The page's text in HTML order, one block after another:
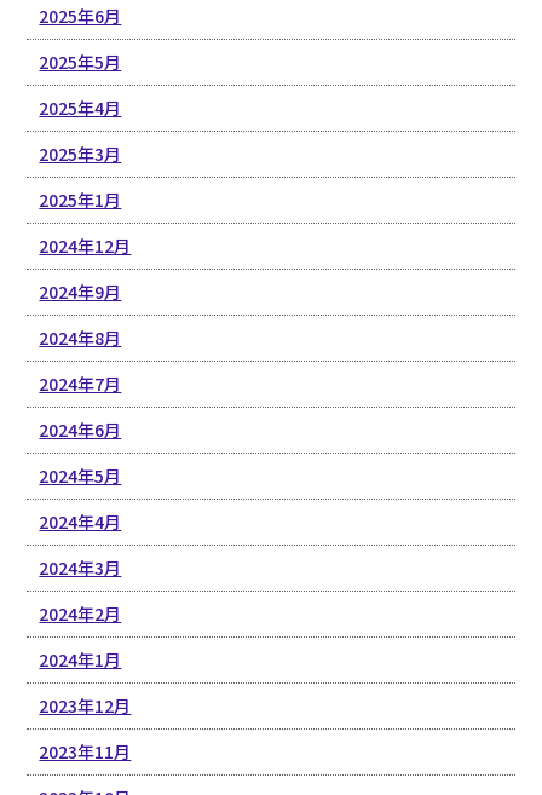
2025年6月
2025年5月
2025年4月
2025年3月
2025年1月
2024年12月
2024年9月
2024年8月
2024年7月
2024年6月
2024年5月
2024年4月
2024年3月
2024年2月
2024年1月
2023年12月
2023年11月